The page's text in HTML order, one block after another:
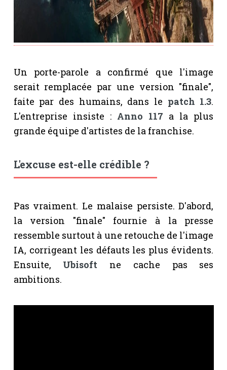
Un porte-parole a confirmé que l'image
serait remplacée par une version "finale",
faite par des humains, dans le patch 1.3.
L'entreprise insiste : Anno 117 a la plus
grande équipe d'artistes de la franchise.
L'excuse est-elle crédible ?
Pas vraiment. Le malaise persiste. D'abord,
la version "finale" fournie à la presse
ressemble surtout à une retouche de l'image
IA, corrigeant les défauts les plus évidents.
Ensuite, Ubisoft ne cache pas ses
ambitions.